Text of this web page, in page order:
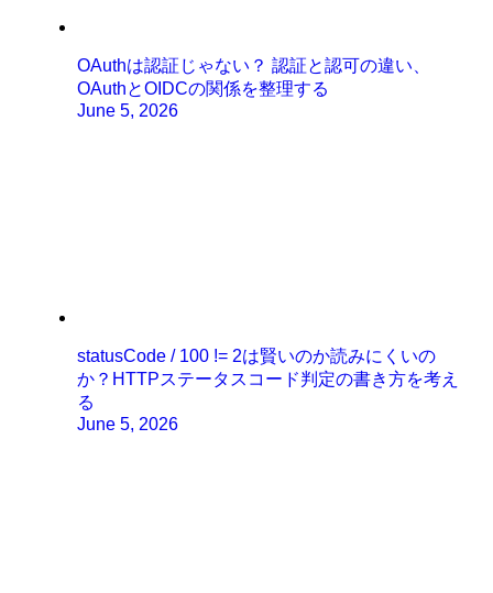
OAuthは認証じゃない？ 認証と認可の違い、
OAuthとOIDCの関係を整理する
June 5, 2026
statusCode / 100 != 2は賢いのか読みにくいの
か？HTTPステータスコード判定の書き方を考え
る
June 5, 2026